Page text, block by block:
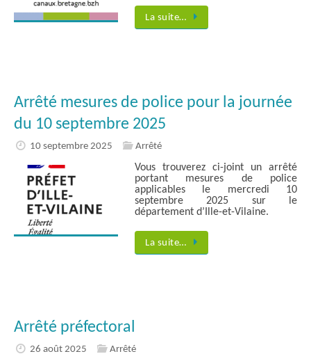
La suite…
Arrêté mesures de police pour la journée
du 10 septembre 2025
10 septembre 2025 Arrêté
Vous trouverez ci-joint un arrêté
portant mesures de police
applicables le mercredi 10
septembre 2025 sur le
département d’Ille-et-Vilaine.
La suite…
Arrêté préfectoral
26 août 2025 Arrêté